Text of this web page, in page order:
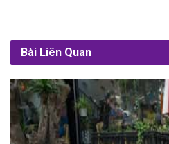
Bài Liên Quan